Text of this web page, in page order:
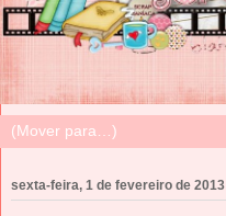
sexta-feira, 1 de fevereiro de 2013